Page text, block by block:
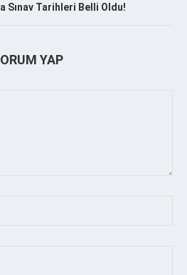
Sınav Tarihleri Belli Oldu!
YAP